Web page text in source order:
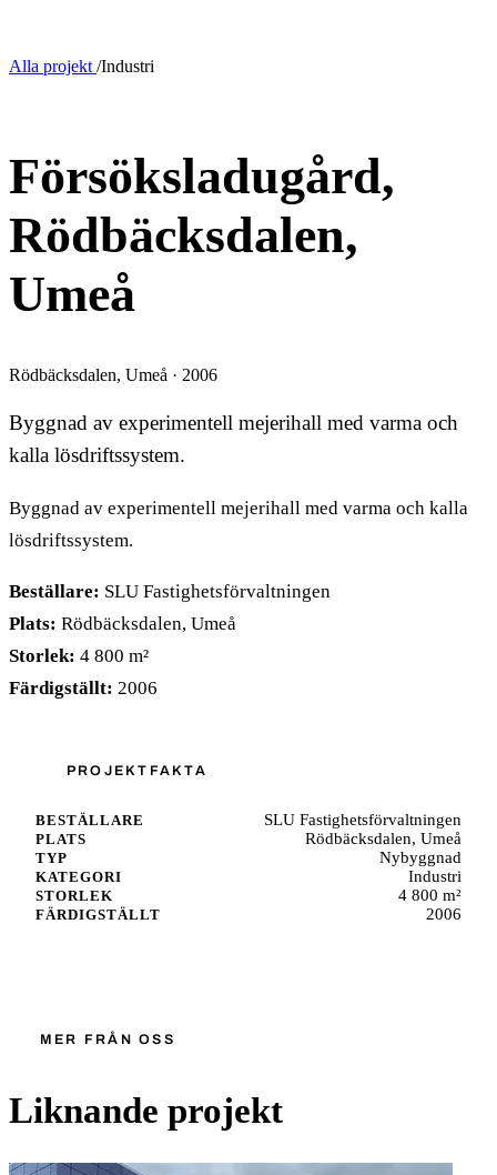
Alla projekt /Industri
Försöksladugård,
Rödbäcksdalen,
Umeå
Rödbäcksdalen, Umeå · 2006
Byggnad av experimentell mejerihall med varma och
kalla lösdriftssystem.
Byggnad av experimentell mejerihall med varma och kalla
lösdriftssystem.
Beställare: SLU Fastighetsförvaltningen
Plats: Rödbäcksdalen, Umeå
Storlek: 4 800 m²
Färdigställt: 2006
PROJEKTFAKTA
BESTÄLLARE SLU Fastighetsförvaltningen
PLATS Rödbäcksdalen, Umeå
TYP Nybyggnad
KATEGORI Industri
STORLEK 4 800 m²
FÄRDIGSTÄLLT 2006
MER FRÅN OSS
Liknande projekt